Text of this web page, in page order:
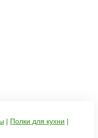
| Полки для кухни |